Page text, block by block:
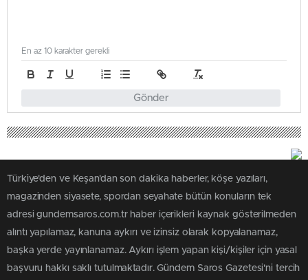
Gönder
En az 10 karakter gerekli
Türkiye'den ve Keşan'dan son dakika haberler, köşe yazıları,
magazinden siyasete, spordan seyahate bütün konuların tek
adresi gundemsaros.com.tr haber içerikleri kaynak gösterilmeden
alıntı yapılamaz, kanuna aykırı ve izinsiz olarak kopyalanamaz,
başka yerde yayınlanamaz. Aykırı işlem yapan kişi/kişiler için yasal
başvuru hakkı saklı tutulmaktadır. Gündem Saros Gazetesi'ni tercih